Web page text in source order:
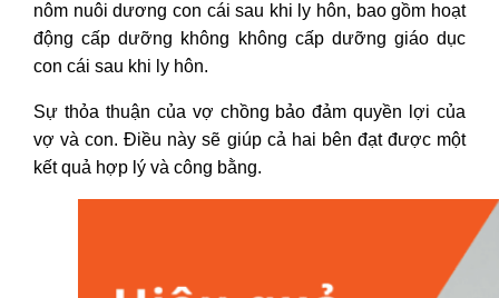
nôm nuôi dương con cái sau khi ly hôn, bao gồm hoạt
động cấp dưỡng không không cấp dưỡng giáo dục
con cái sau khi ly hôn.
Sự thỏa thuận của vợ chồng bảo đảm quyền lợi của
vợ và con. Điều này sẽ giúp cả hai bên đạt được một
kết quả hợp lý và công bằng.